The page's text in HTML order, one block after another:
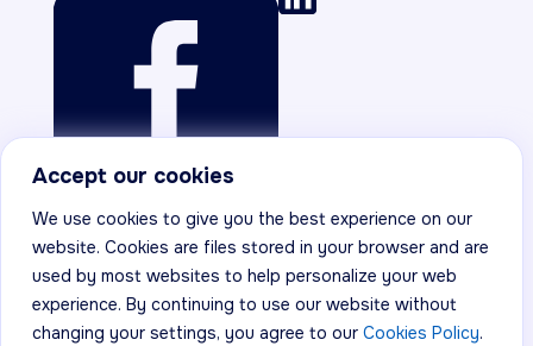
Accept our cookies
We use cookies to give you the best experience on our
website. Cookies are files stored in your browser and are
used by most websites to help personalize your web
experience. By continuing to use our website without
changing your settings, you agree to our Cookies Policy.